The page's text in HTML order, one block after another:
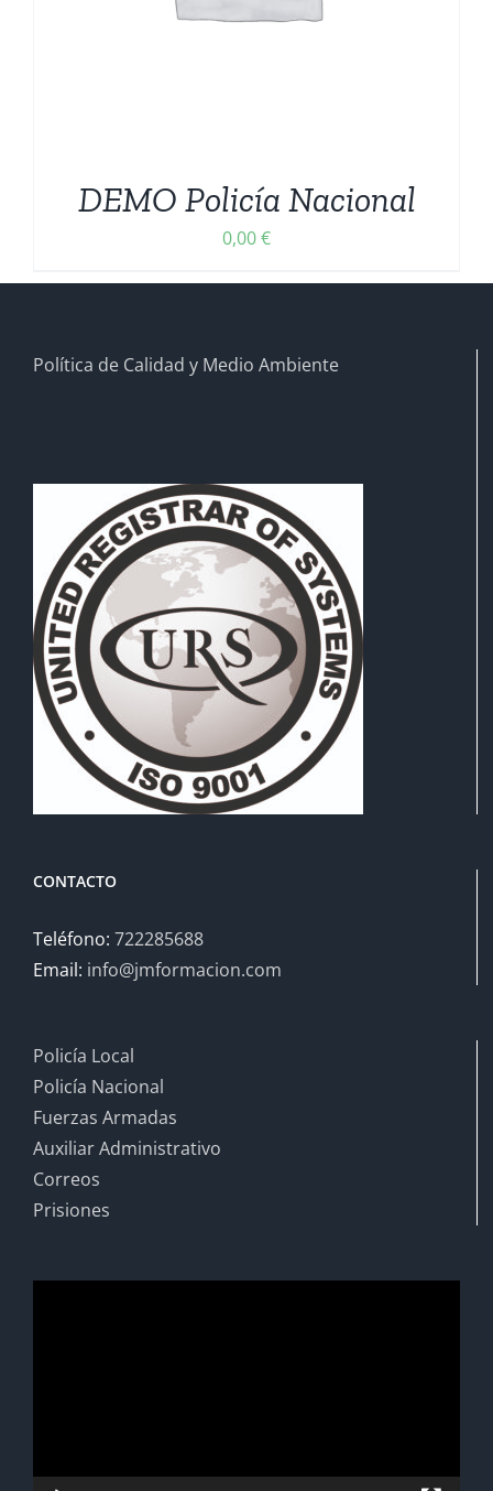
DEMO Policía Nacional
0,00€
Política de Calidad y Medio Ambiente
CONTACTO
Teléfono: 722285688
Email: info@jmformacion.com
Policía Local
Policía Nacional
Fuerzas Armadas
Auxiliar Administrativo
Correos
Prisiones